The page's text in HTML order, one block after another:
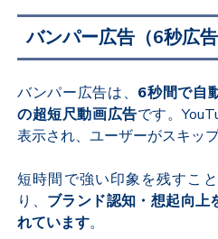
バンパー広告（6秒広告
バンパー広告は、 6秒間で自
の超短尺動画広告です。
表示され、ユーザーがスキッ
短時間で強い印象を残すこ
り、 ブランド認知・想起向上
れています。